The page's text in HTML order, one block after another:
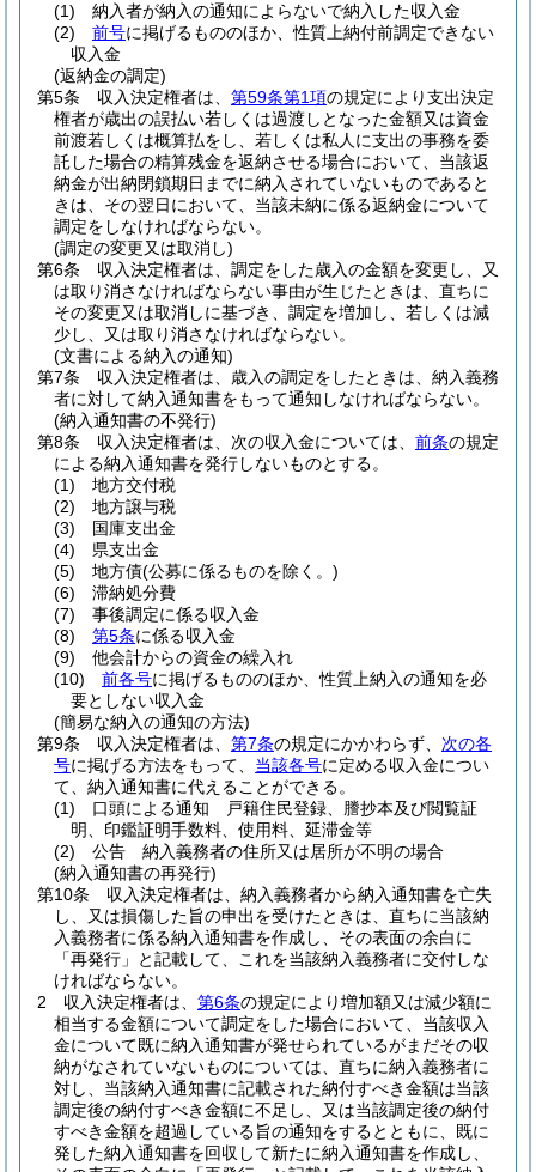
(1)
納入者が納入の通知によらないで納入した収入金
(2)
前号に掲げるもののほか、性質上納付前調定できない
収入金
(返納金の調定)
第5条
収入決定権者は、 第59条第1項の規定により支出決定
権者が歳出の誤払い若しくは過渡しとなった金額又は資金
前渡若しくは概算払をし、若しくは私人に支出の事務を委
託した場合の精算残金を返納させる場合において、当該返
納金が出納閉鎖期日までに納入されていないものであると
きは、その翌日において、当該未納に係る返納金について
調定をしなければならない。
(調定の変更又は取消し)
第6条
収入決定権者は、調定をした歳入の金額を変更し、又
は取り消さなければならない事由が生じたときは、直ちに
その変更又は取消しに基づき、調定を増加し、若しくは減
少し、又は取り消さなければならない。
(文書による納入の通知)
第7条
収入決定権者は、歳入の調定をしたときは、納入義務
者に対して納入通知書をもって通知しなければならない。
(納入通知書の不発行)
第8条
収入決定権者は、次の収入金については、 前条の規定
による納入通知書を発行しないものとする。
(1)
地方交付税
(2)
地方譲与税
(3)
国庫支出金
(4)
県支出金
(5)
地方債(公募に係るものを除く。)
(6)
滞納処分費
(7)
事後調定に係る収入金
(8)
第5条に係る収入金
(9)
他会計からの資金の繰入れ
(10)
前各号に掲げるもののほか、性質上納入の通知を必
要としない収入金
(簡易な納入の通知の方法)
第9条
収入決定権者は、 第7条の規定にかかわらず、 次の各
号に掲げる方法をもって、 当該各号に定める収入金につい
て、納入通知書に代えることができる。
(1)
口頭による通知 戸籍住民登録、謄抄本及び閲覧証
明、印鑑証明手数料、使用料、延滞金等
(2)
公告 納入義務者の住所又は居所が不明の場合
(納入通知書の再発行)
第10条
収入決定権者は、納入義務者から納入通知書を亡失
し、又は損傷した旨の申出を受けたときは、直ちに当該納
入義務者に係る納入通知書を作成し、その表面の余白に
「再発行」と記載して、これを当該納入義務者に交付しな
ければならない。
2
収入決定権者は、 第6条の規定により増加額又は減少額に
相当する金額について調定をした場合において、当該収入
金について既に納入通知書が発せられているがまだその収
納がなされていないものについては、直ちに納入義務者に
対し、当該納入通知書に記載された納付すべき金額は当該
調定後の納付すべき金額に不足し、又は当該調定後の納付
すべき金額を超過している旨の通知をするとともに、既に
発した納入通知書を回収して新たに納入通知書を作成し、